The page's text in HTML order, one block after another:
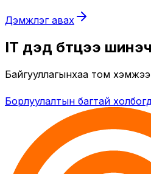
Дэмжлэг авах
IT дэд бүтцээ
Байгууллагынхаа том
Борлуулалтын багтай